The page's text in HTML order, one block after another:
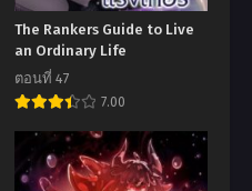
The Rankers Guide to Live
an Ordinary Life
ตอนที่ 47
7.00